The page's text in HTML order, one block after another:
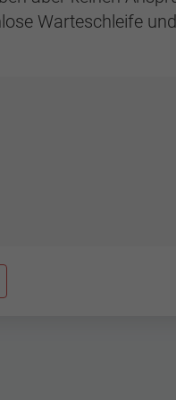
Warteschleife